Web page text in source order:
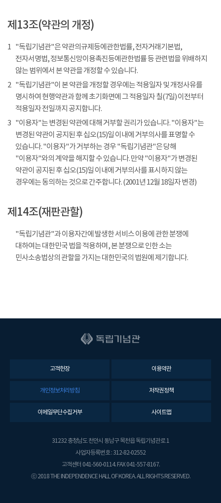
제13조(약관의 개정)
1 "독립기념관"은 약관의규제등에관한법률, 전자거래기본법,
전자서명법, 정보통신망이용촉진등에관한법률 등 관련법을 위배하지
않는 범위에서 본 약관을 개정할 수 있습니다.
2 "독립기념관"이 본 약관을 개정할 경우에는 적용일자 및 개정사유를
명시하여 현행약관과 함께 초기화면에 그 적용일자 칠(7일) 이전부터
적용일자 전일까지 공지합니다.
3 "이용자"는 변경된 약관에 대해 거부할 권리가 있습니다. "이용자"는
변경된 약관이 공지된 후 십오(15)일 이내에 거부의사를 표명할 수
있습니다. "이용자"가 거부하는 경우 "독립기념관"은 당해
"이용자"와의 계약을 해지할 수 있습니다. 만약 "이용자"가 변경된
약관이 공지된 후 십오(15)일 이내에 거부의사를 표시하지 않는
경우에는 동의하는 것으로 간주합니다. (2001년 12월 18일자 변경)
제14조(재판관할)
"독립기념관"과 이용자간에 발생한 서비스 이용에 관한 분쟁에
대하여는 대한민국 법을 적용하며, 본 분쟁으로 인한 소는
민사소송법상의 관할을 가지는 대한민국의 법원에 제기합니다.
고객헌장 이용약관
개인정보처리방침 저작권정책
이메일무단수집거부 사이트맵
31232 충청남도 천안시 동남구 목천읍 독립기념관로 1
사업자등록번호 : 312-82-02552
고객센터 041-560-0114. FAX 041-557-8167.
ⓒ 2018 THE INDEPENDENCE HALL OF KOREA. ALL RIGHTS RESERVED.